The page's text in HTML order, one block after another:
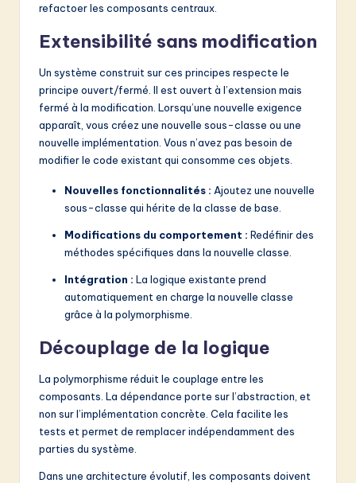
refactoer les composants centraux.
Extensibilité sans modification
Un système construit sur ces principes respecte le
principe ouvert/fermé. Il est ouvert à l’extension mais
fermé à la modification. Lorsqu’une nouvelle exigence
apparaît, vous créez une nouvelle sous-classe ou une
nouvelle implémentation. Vous n’avez pas besoin de
modifier le code existant qui consomme ces objets.
Nouvelles fonctionnalités : Ajoutez une nouvelle
sous-classe qui hérite de la classe de base.
Modifications du comportement : Redéfinir des
méthodes spécifiques dans la nouvelle classe.
Intégration : La logique existante prend
automatiquement en charge la nouvelle classe
grâce à la polymorphisme.
Découplage de la logique
La polymorphisme réduit le couplage entre les
composants. La dépendance porte sur l’abstraction, et
non sur l’implémentation concrète. Cela facilite les
tests et permet de remplacer indépendamment des
parties du système.
Dans une architecture évolutif, les composants doivent